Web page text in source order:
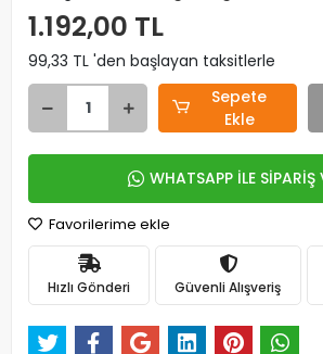
1.192,00 TL
99,33 TL 'den başlayan taksitlerle
Sepete
Ekle
WHATSAPP İLE SİPARİŞ
Favorilerime ekle
Hızlı Gönderi Güvenli Alışveriş